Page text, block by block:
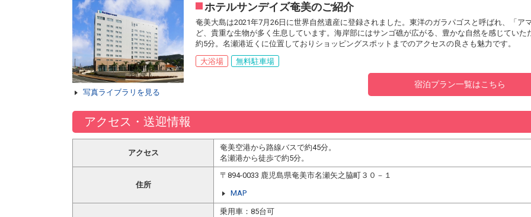
写真ライブラリを見る
ホテルサンデイズ奄美のご紹介
奄美大島は2021年7月26日に世界自然遺産に登録されました。東洋のガラパゴスと呼ばれ、「
ど、貴重な生物が多く生息しています。海岸部にはサンゴ礁が広がる、豊かな自然を感じてい
約5分。名瀬港近くに位置しておりショッピングスポットまでのアクセスの良さも魅力です。
大浴場
無料駐車場
宿泊プラン一覧はこちら
アクセス・送迎情報
アクセス
奄美空港から路線バスで約45分。
名瀬港から徒歩で約5分。
住所
〒894-0033 鹿児島県奄美市名瀬矢之脇町３０－１
MAP
乗用車：85台可